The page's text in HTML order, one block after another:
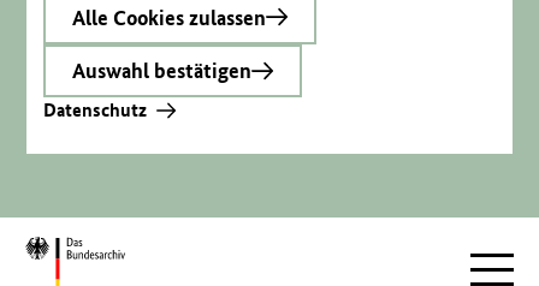
Alle Cookies zulassen
Auswahl bestätigen
Datenschutz
Zur